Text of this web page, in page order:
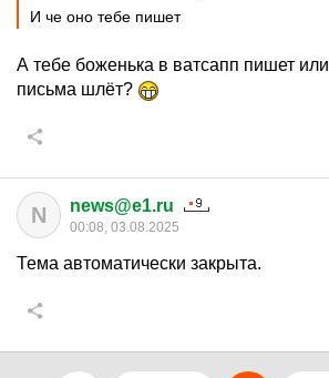
И че оно тебе пишет
А тебе боженька в ватсапп пишет
письма шлёт?
N news@e1.ru
00:08, 03.08.2025
Тема автоматически закрыта.